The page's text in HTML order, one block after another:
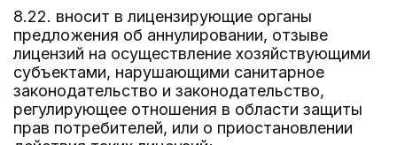
8.22. вносит в лицензирующие органы
предложения об аннулировании, отзыве
лицензий на осуществление хозяйствующими
субъектами, нарушающими санитарное
законодательство и законодательство,
регулирующее отношения в области защиты
прав потребителей, или о приостановлении